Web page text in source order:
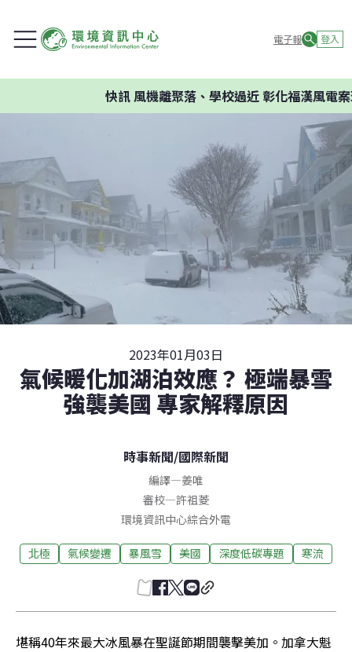
電子報 登入
風機離聚落、學校過近 彰化福漢風電案環委
2023年01月03日
氣候暖化加湖泊效應？ 極端暴雪
強襲美國 專家解釋原因
時事新聞/國際新聞
編譯—姜唯
審校—許祖菱
環境資訊中心綜合外電
北極 氣候變遷 暴風雪 美國 深度低碳專題 寒流
堪稱40年來最大冰風暴在聖誕節期間襲擊美加。加拿大魁